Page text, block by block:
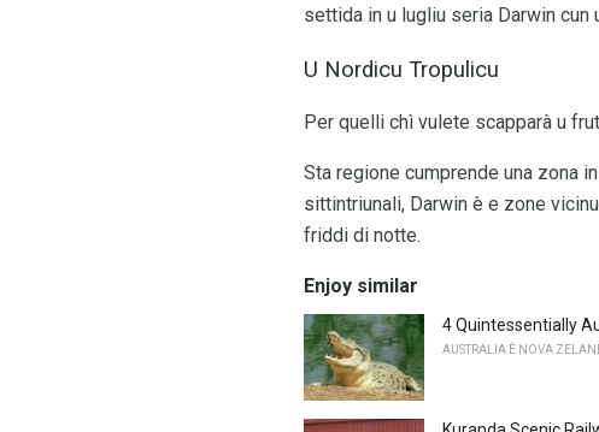
settida in u lugliu seria Darwin
U Nordicu Tropulicu
Per quelli chì vulete scapparà u
Sta regione cumprende una zona
sittintriunali, Darwin è e zone
friddi di notte.
Enjoy similar
4 Quintessentially
AUSTRALIA È NOVA